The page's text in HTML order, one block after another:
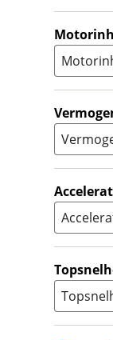
Trial (
A (0)
A1 (0)
(